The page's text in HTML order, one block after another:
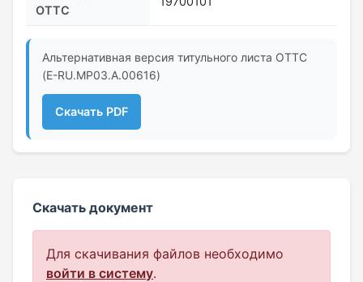
ОТТС
Альтернативная версия титульного листа ОТТС
(E-RU.МР03.A.00616)
Скачать PDF
Скачать документ
Для скачивания файлов необходимо
войти в систему.